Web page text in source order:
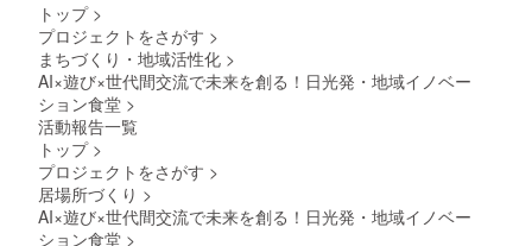
す。 ま
求いた
トップ >
プロジェクトをさがす >
まちづくり・地域活性化 >
AI×遊び×世代間交流で未来を創る！日光発・地域イノベー
ション食堂 >
活動報告一覧
トップ >
プロジェクトをさがす >
居場所づくり >
AI×遊び×世代間交流で未来を創る！日光発・地域イノベー
ション食堂 >